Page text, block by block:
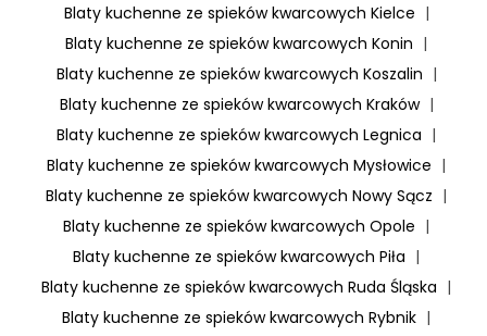
Blaty kuchenne ze spieków kwarcowych Kielce |
Blaty kuchenne ze spieków kwarcowych Konin |
Blaty kuchenne ze spieków kwarcowych Koszalin |
Blaty kuchenne ze spieków kwarcowych Kraków |
Blaty kuchenne ze spieków kwarcowych Legnica |
Blaty kuchenne ze spieków kwarcowych Mysłowice |
Blaty kuchenne ze spieków kwarcowych Nowy Sącz |
Blaty kuchenne ze spieków kwarcowych Opole |
Blaty kuchenne ze spieków kwarcowych Piła |
Blaty kuchenne ze spieków kwarcowych Ruda Śląska |
Blaty kuchenne ze spieków kwarcowych Rybnik |